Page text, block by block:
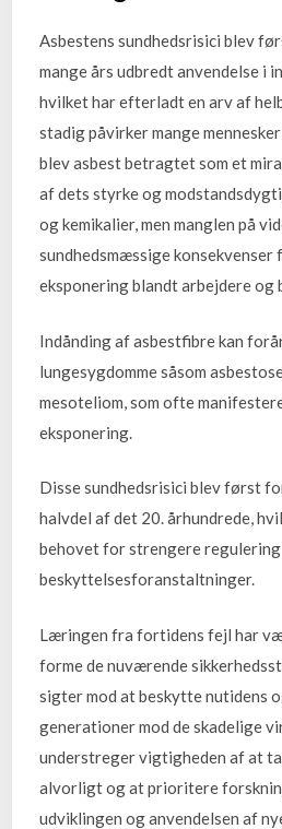
Asbestens sundhedsrisici blev
mange års udbredt anvendelse i
hvilket har efterladt en arv af
stadig påvirker mange
blev asbest betragtet som et
af dets styrke og
og kemikalier, men manglen på
sundhedsmæssige
eksponering blandt arbejdere og
Indånding af asbestfibre kan
lungesygdomme såsom
mesoteliom, som ofte
eksponering.
Disse sundhedsrisici blev først
halvdel af det 20. århundrede,
behovet for strengere
beskyttelsesforanstaltninger.
Læringen fra fortidens fejl har
forme de nuværende
sigter mod at beskytte nutidens
generationer mod de skadelige
understreger vigtigheden af at
alvorligt og at prioritere
udviklingen og anvendelsen af